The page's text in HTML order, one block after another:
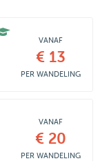
VANAF
€ 13
PER WANDELING
VANAF
€ 20
PER WANDELING